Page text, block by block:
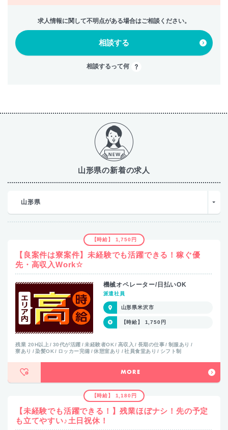
求人情報に関して不明点がある場合はご相談ください。
相談する
相談するって何
山形県の新着の求人
山形県
【時給】 1,750円
【良案件は寮案件】未経験でも活躍できる！稼ぐ優
先・高収入Work☆
機械オペレーター/日払いOK
派遣社員
山形県米沢市
【時給】 1,750円
残業 20H以上 30代が活躍 未経験者OK 高収入 長期の仕事
制服あり
寮あり
染髪OK ロッカー完備 休憩室あり 社員食堂あり シフト制
MORE
【時給】 1,180円
【未経験でも活躍できる！】残業ほぼナシ！先の予定
も立てやすい♪土日祝休！